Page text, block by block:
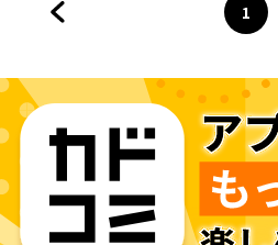
ペー
1
へ